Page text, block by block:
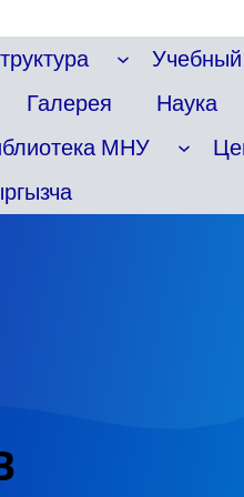
Галерея
Наука
МНУ